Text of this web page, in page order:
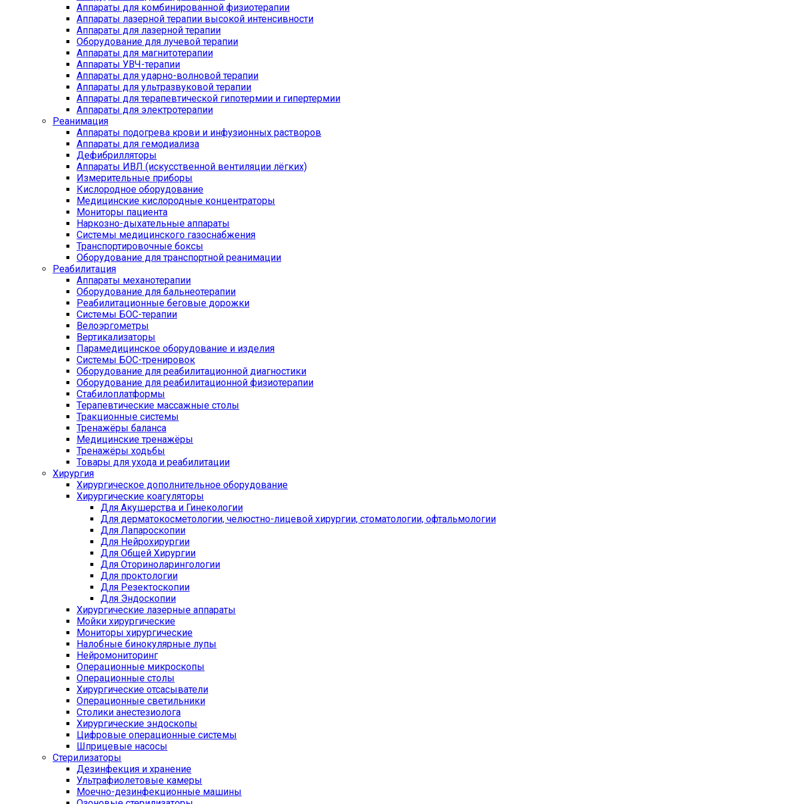
Аппараты для комбинированной физиотерапии
Аппараты лазерной терапии высокой интенсивности
Аппараты для лазерной терапии
Оборудование для лучевой терапии
Аппараты для магнитотерапии
Аппараты УВЧ-терапии
Аппараты для ударно-волновой терапии
Аппараты для ультразвуковой терапии
Аппараты для терапевтической гипотермии и гипертермии
Аппараты для электротерапии
Реанимация
Аппараты подогрева крови и инфузионных растворов
Аппараты для гемодиализа
Дефибрилляторы
Аппараты ИВЛ (искусственной вентиляции лёгких)
Измерительные приборы
Кислородное оборудование
Медицинские кислородные концентраторы
Мониторы пациента
Наркозно-дыхательные аппараты
Системы медицинского газоснабжения
Транспортировочные боксы
Оборудование для транспортной реанимации
Реабилитация
Аппараты механотерапии
Оборудование для бальнеотерапии
Реабилитационные беговые дорожки
Системы БОС-терапии
Велоэргометры
Вертикализаторы
Парамедицинское оборудование и изделия
Системы БОС-тренировок
Оборудование для реабилитационной диагностики
Оборудование для реабилитационной физиотерапии
Стабилоплатформы
Терапевтические массажные столы
Тракционные системы
Тренажёры баланса
Медицинские тренажёры
Тренажёры ходьбы
Товары для ухода и реабилитации
Хирургия
Хирургическое дополнительное оборудование
Хирургические коагуляторы
Для Акушерства и Гинекологии
Для дерматокосметологии, челюстно-лицевой хирургии, стоматологии, офтальмологии
Для Лапароскопии
Для Нейрохирургии
Для Общей Хирургии
Для Оториноларингологии
Для проктологии
Для Резектоскопии
Для Эндоскопии
Хирургические лазерные аппараты
Мойки хирургические
Мониторы хирургические
Налобные бинокулярные лупы
Нейромониторинг
Операционные микроскопы
Операционные столы
Хирургические отсасыватели
Операционные светильники
Столики анестезиолога
Хирургические эндоскопы
Цифровые операционные системы
Шприцевые насосы
Стерилизаторы
Дезинфекция и хранение
Ультрафиолетовые камеры
Моечно-дезинфекционные машины